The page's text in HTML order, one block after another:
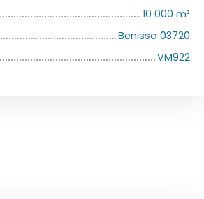
10 000 m²
Benissa 03720
VM922